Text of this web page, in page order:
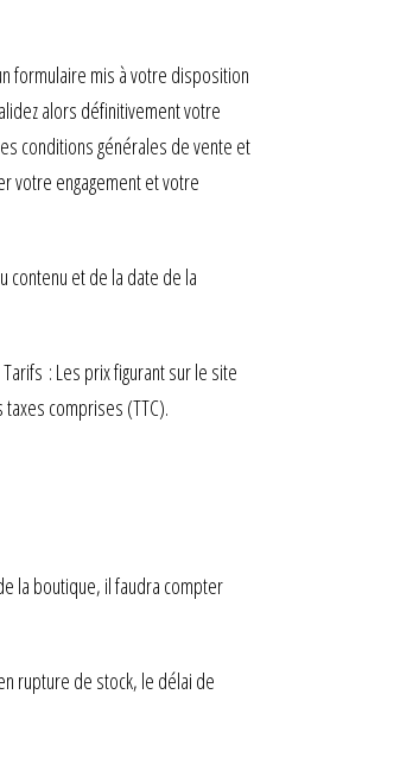
formulaire mis à votre disposition
alors définitivement votre
conditions générales de vente et
votre engagement et votre
contenu et de la date de la
: Les prix figurant sur le site
comprises (TTC).
la boutique, il faudra compter
rupture de stock, le délai de